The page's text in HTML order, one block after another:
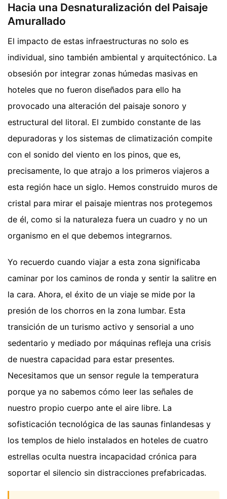
Hacia una Desnaturalización del Paisaje
Amurallado
El impacto de estas infraestructuras no solo es
individual, sino también ambiental y arquitectónico. La
obsesión por integrar zonas húmedas masivas en
hoteles que no fueron diseñados para ello ha
provocado una alteración del paisaje sonoro y
estructural del litoral. El zumbido constante de las
depuradoras y los sistemas de climatización compite
con el sonido del viento en los pinos, que es,
precisamente, lo que atrajo a los primeros viajeros a
esta región hace un siglo. Hemos construido muros de
cristal para mirar el paisaje mientras nos protegemos
de él, como si la naturaleza fuera un cuadro y no un
organismo en el que debemos integrarnos.
Yo recuerdo cuando viajar a esta zona significaba
caminar por los caminos de ronda y sentir la salitre en
la cara. Ahora, el éxito de un viaje se mide por la
presión de los chorros en la zona lumbar. Esta
transición de un turismo activo y sensorial a uno
sedentario y mediado por máquinas refleja una crisis
de nuestra capacidad para estar presentes.
Necesitamos que un sensor regule la temperatura
porque ya no sabemos cómo leer las señales de
nuestro propio cuerpo ante el aire libre. La
sofisticación tecnológica de las saunas finlandesas y
los templos de hielo instalados en hoteles de cuatro
estrellas oculta nuestra incapacidad crónica para
soportar el silencio sin distracciones prefabricadas.